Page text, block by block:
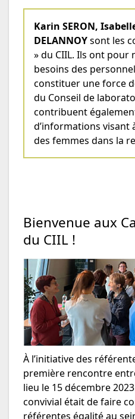
Karin SERON,
DELANNOYsont les
» du CIIL. Ils ont pour
besoins des
constituer une force
du Conseil de
contribuent
d’informations visant
des femmes dans la
Bienvenue aux
du CIIL !
À l’initiative des
première rencontre
lieu le 15 décembre
convivial était de faire
référentes égalité au